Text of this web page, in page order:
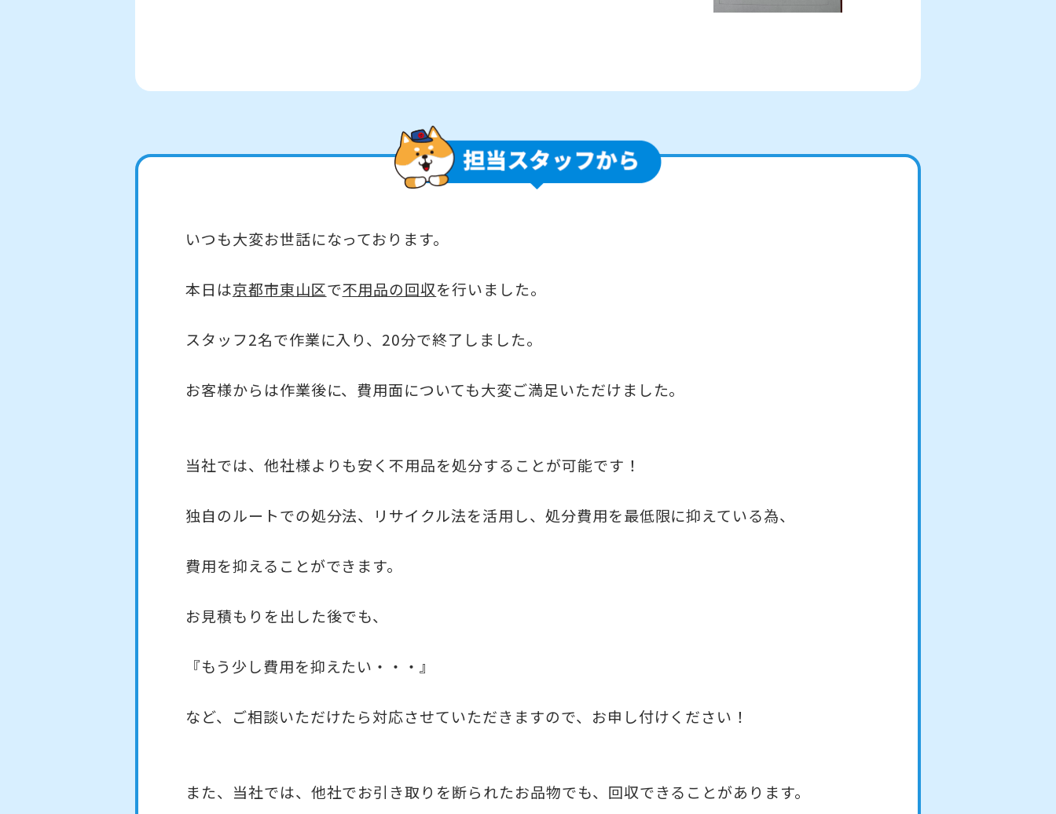
いつも大変お世話になっております。
本日は京都市東山区で不用品の回収を行いました。
スタッフ2名で作業に入り、20分で終了しました。
お客様からは作業後に、費用面についても大変ご満足いただけました。
当社では、他社様よりも安く不用品を処分することが可能です！
独自のルートでの処分法、リサイクル法を活用し、処分費用を最低限に抑えている為、
費用を抑えることができます。
お見積もりを出した後でも、
『もう少し費用を抑えたい・・・』
など、ご相談いただけたら対応させていただきますので、お申し付けください！
また、当社では、他社でお引き取りを断られたお品物でも、回収できることがあります。